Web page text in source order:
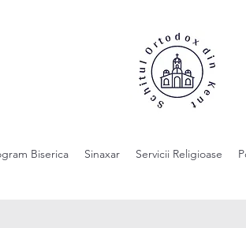
Biserica Sinaxar Servicii Religioase